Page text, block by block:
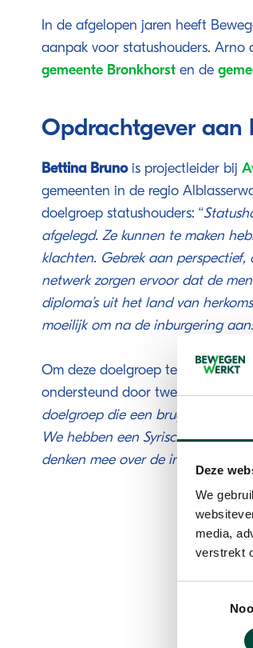
Deze
We
media,
verstrekt
In de afgelopen jaren heeft
aanpak voor statushouders. Arno
gemeente Bronkhorst en de
Opdrachtgever aan
Bettina Bruno is projectleider bij
gemeenten in de regio
doelgroep statushouders: ‘‘
afgelegd. Ze kunnen te maken
klachten. Gebrek aan
netwerk zorgen ervoor dat de
diploma’s uit het land van
moeilijk om na de inburgering
Om deze doelgroep te begeleiden
ondersteund door twee
doelgroep die een brugfunctie kan
We hebben een Syrische
denken mee over de invulling van